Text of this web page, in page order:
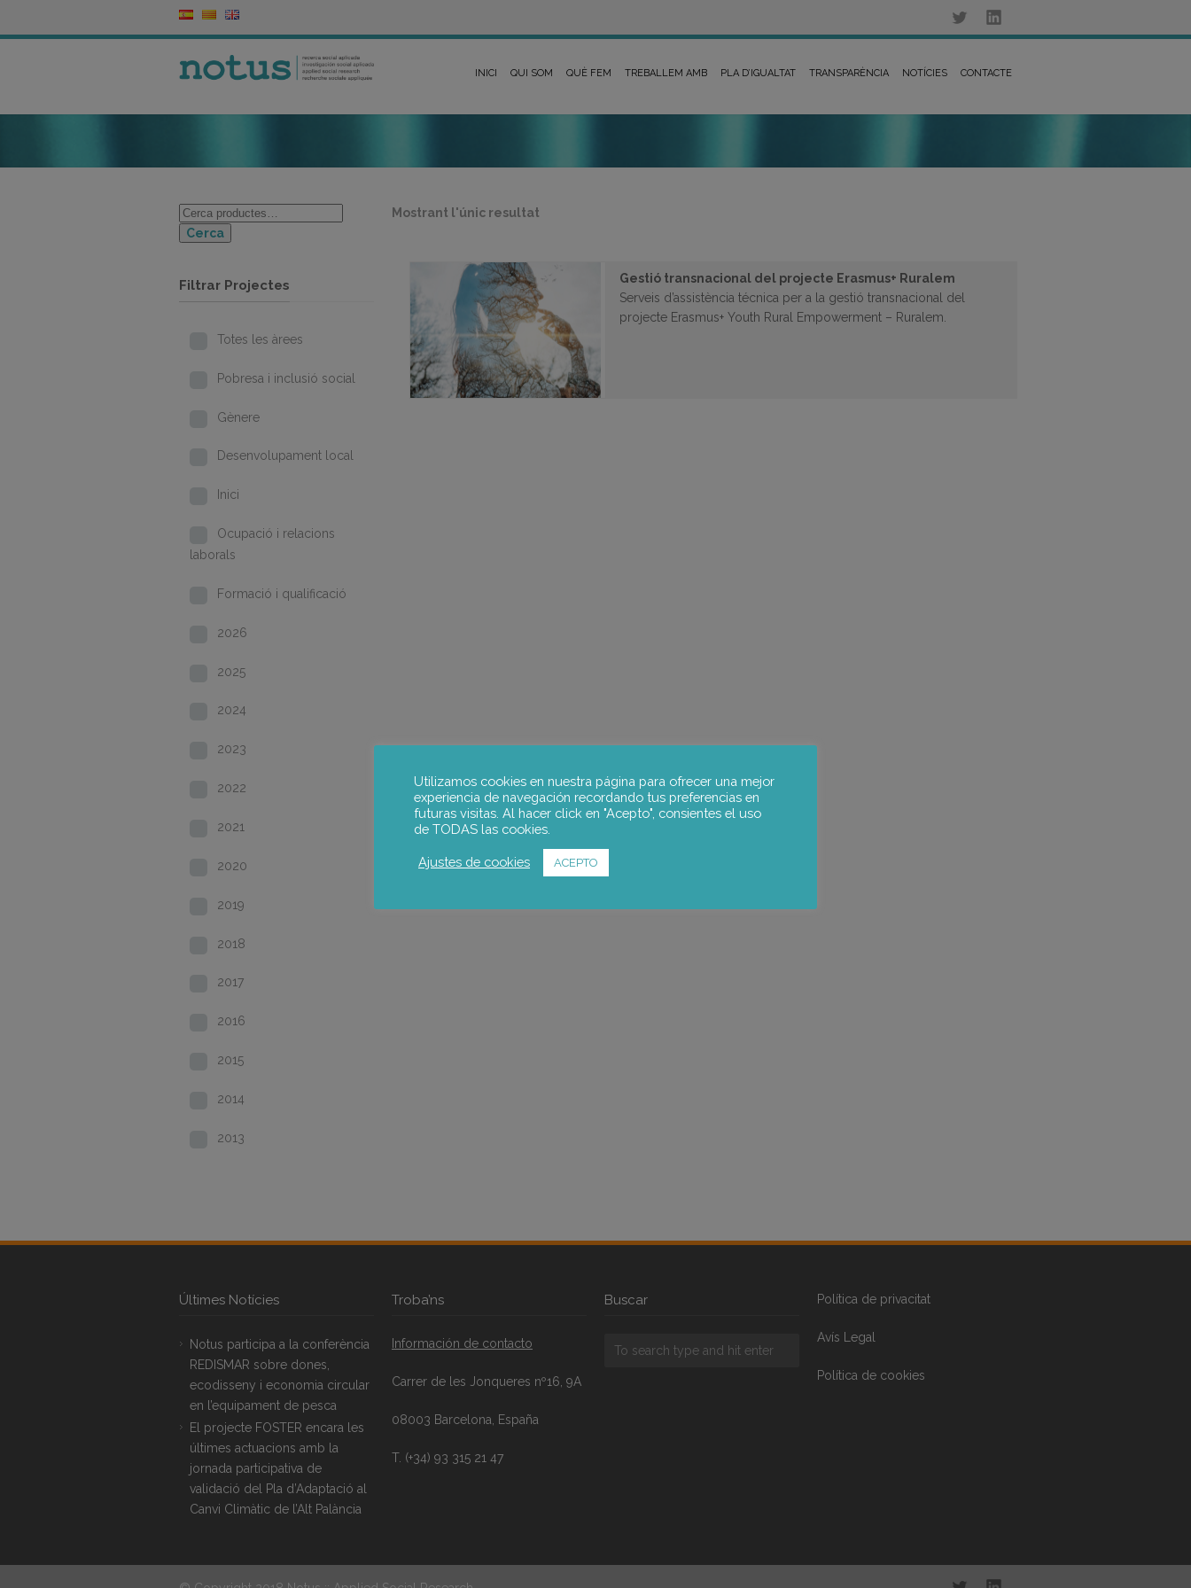
INICI QUI SOM QUÈ FEM TREBALLEM AMB PLA D’IGUALTAT TRANSPARÈNCIA NOTÍCIES CONTACTE
Mostrant l'únic resultat
Gestió transnacional del projecte Erasmus+ Ruralem
Serveis d’assistència técnica per a la gestió transnacional del
projecte Erasmus+ Youth Rural Empowerment – Ruralem.
Cerca
Filtrar Projectes
Totes les àrees
Pobresa i inclusió social
Gènere
Desenvolupament local
Inici
Ocupació i relacions
laborals
Formació i qualificació
2026
2025
2024
2023
2022
2021
2020
2019
2018
2017
2016
2015
2014
2013
Últimes Notícies
Notus participa a la conferència
REDISMAR sobre dones,
ecodisseny i economia circular
en l’equipament de pesca
El projecte FOSTER encara les
últimes actuacions amb la
jornada participativa de
validació del Pla d’Adaptació al
Canvi Climàtic de l’Alt Palància
Troba’ns
Información de contacto
Carrer de les Jonqueres nº16, 9A
08003 Barcelona, España
T. (+34) 93 315 21 47
Buscar Política de privacitat
Avís Legal
Política de cookies
Utilizamos cookies en nuestra página para ofrecer una mejor
experiencia de navegación recordando tus preferencias en
futuras visitas. Al hacer click en "Acepto", consientes el uso
de TODAS las cookies.
Ajustes de cookies ACEPTO